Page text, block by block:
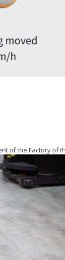
of the Factory